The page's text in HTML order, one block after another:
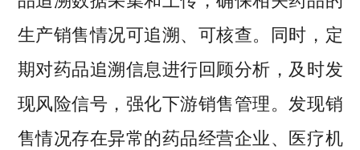
生产销售情况可追溯、可核查。同时，定
期对药品追溯信息进行回顾分析，及时发
现风险信号，强化下游销售管理。发现销
售情况存在异常的药品经营企业、医疗机